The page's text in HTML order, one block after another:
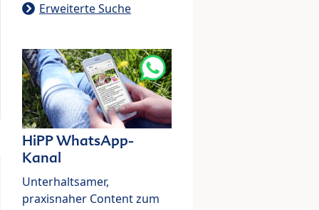
Erweiterte Suche
HiPP WhatsApp-
Kanal
Unterhaltsamer,
praxisnaher Content zum